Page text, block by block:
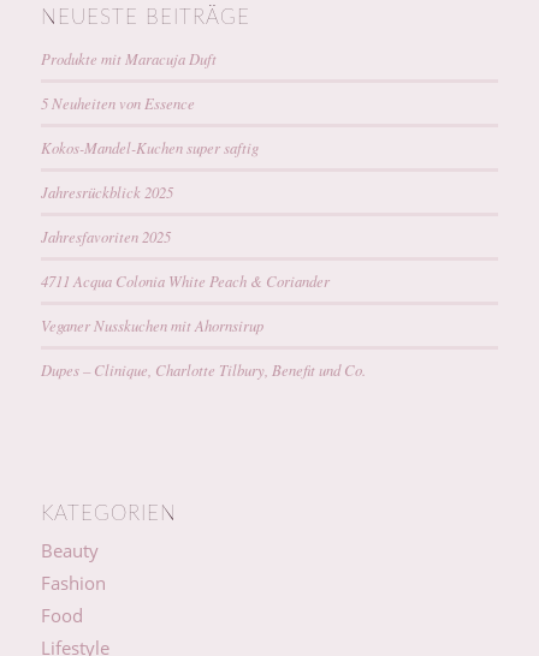
NEUESTE BEITRÄGE
Produkte mit Maracuja Duft
5 Neuheiten von Essence
Kokos-Mandel-Kuchen super saftig
Jahresrückblick 2025
Jahresfavoriten 2025
4711 Acqua Colonia White Peach & Coriander
Veganer Nusskuchen mit Ahornsirup
Dupes – Clinique, Charlotte Tilbury, Benefit und Co.
KATEGORIEN
Beauty
Fashion
Food
Lifestyle